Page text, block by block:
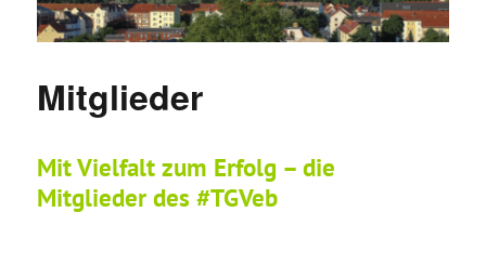
Mitglieder
Mit Vielfalt zum Erfolg – die
Mitglieder des #TGVeb